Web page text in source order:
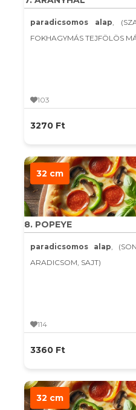
paradicsomos alap,
FOKHAGYMÁS TEJFÖLÖS
103
3270 Ft
32 cm
8. POPEYE
paradicsomos alap,
ARADICSOM, SAJT)
114
3360 Ft
32 cm